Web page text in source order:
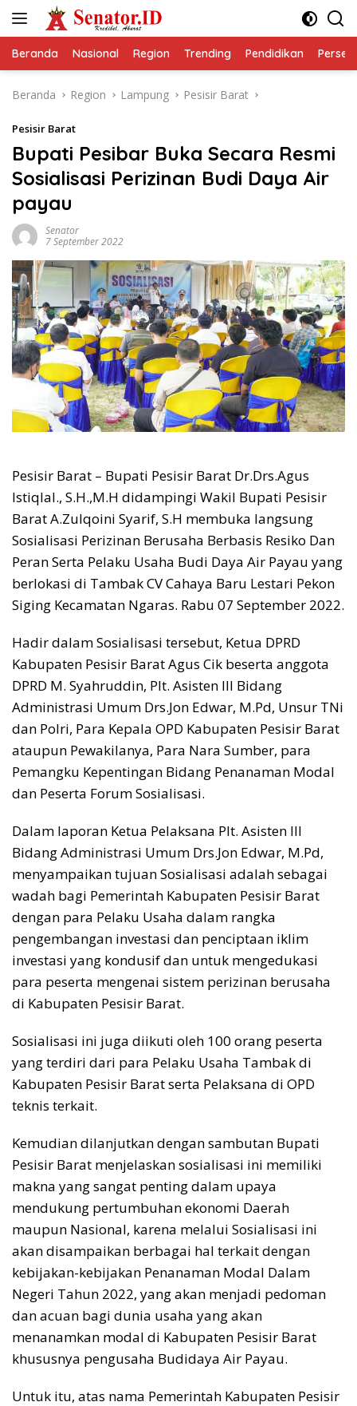
Beranda Nasional Region Trending Pendidikan
Beranda Region Lampung Pesisir Barat
Pesisir Barat
Bupati Pesibar Buka Secara Resmi
Sosialisasi Perizinan Budi Daya Air
payau
Senator
7 September 2022
Pesisir Barat – Bupati Pesisir Barat Dr.Drs.Agus
Istiqlal., S.H.,M.H didampingi Wakil Bupati Pesisir
Barat A.Zulqoini Syarif, S.H membuka langsung
Sosialisasi Perizinan Berusaha Berbasis Resiko Dan
Peran Serta Pelaku Usaha Budi Daya Air Payau yang
berlokasi di Tambak CV Cahaya Baru Lestari Pekon
Siging Kecamatan Ngaras. Rabu 07 September 2022.
Hadir dalam Sosialisasi tersebut, Ketua DPRD
Kabupaten Pesisir Barat Agus Cik beserta anggota
DPRD M. Syahruddin, Plt. Asisten III Bidang
Administrasi Umum Drs.Jon Edwar, M.Pd, Unsur TNi
dan Polri, Para Kepala OPD Kabupaten Pesisir Barat
ataupun Pewakilanya, Para Nara Sumber, para
Pemangku Kepentingan Bidang Penanaman Modal
dan Peserta Forum Sosialisasi.
Dalam laporan Ketua Pelaksana Plt. Asisten III
Bidang Administrasi Umum Drs.Jon Edwar, M.Pd,
menyampaikan tujuan Sosialisasi adalah sebagai
wadah bagi Pemerintah Kabupaten Pesisir Barat
dengan para Pelaku Usaha dalam rangka
pengembangan investasi dan penciptaan iklim
investasi yang kondusif dan untuk mengedukasi
para peserta mengenai sistem perizinan berusaha
di Kabupaten Pesisir Barat.
Sosialisasi ini juga diikuti oleh 100 orang peserta
yang terdiri dari para Pelaku Usaha Tambak di
Kabupaten Pesisir Barat serta Pelaksana di OPD
teknis terkait.
Kemudian dilanjutkan dengan sambutan Bupati
Pesisir Barat menjelaskan sosialisasi ini memiliki
makna yang sangat penting dalam upaya
mendukung pertumbuhan ekonomi Daerah
maupun Nasional, karena melalui Sosialisasi ini
akan disampaikan berbagai hal terkait dengan
kebijakan-kebijakan Penanaman Modal Dalam
Negeri Tahun 2022, yang akan menjadi pedoman
dan acuan bagi dunia usaha yang akan
menanamkan modal di Kabupaten Pesisir Barat
khususnya pengusaha Budidaya Air Payau.
Untuk itu, atas nama Pemerintah Kabupaten Pesisir